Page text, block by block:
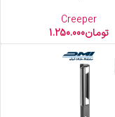
Creeper
تومان1.250.000